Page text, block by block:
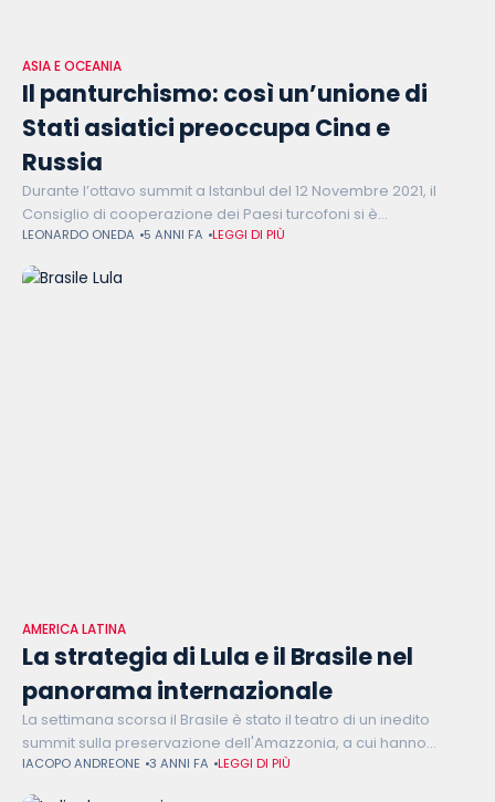
ASIA E OCEANIA
Il panturchismo: così un’unione di
Stati asiatici preoccupa Cina e
Russia
Durante l’ottavo summit a Istanbul del 12 Novembre 2021, il
Consiglio di cooperazione dei Paesi turcofoni si è
ufficialmente rinominato in Organizzazione degli Stati turcofoni
(Ost), consolidando un sentimento di
LEONARDO ONEDA 5 ANNI FA LEGGI DI PIÙ
AMERICA LATINA
La strategia di Lula e il Brasile nel
panorama internazionale
La settimana scorsa il Brasile è stato il teatro di un inedito
summit sulla preservazione dell'Amazzonia, a cui hanno
partecipato non solo i Paesi sudamericani direttamente
interessati, ma anche altri
IACOPO ANDREONE 3 ANNI FA LEGGI DI PIÙ